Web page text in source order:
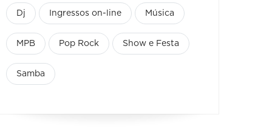
Dj Ingressos on-line Música
MPB Pop Rock Show e Festa
Samba